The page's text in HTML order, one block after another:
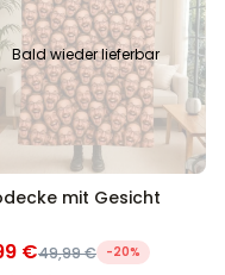
über 1.200
mal gekauft
über 68.600
mal gekauft
vorne
Bald wieder lieferbar
mit Gesicht
€49,99 € -20%